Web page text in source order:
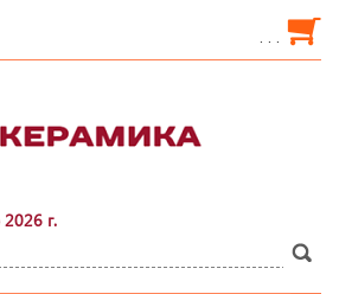
. . .
г.